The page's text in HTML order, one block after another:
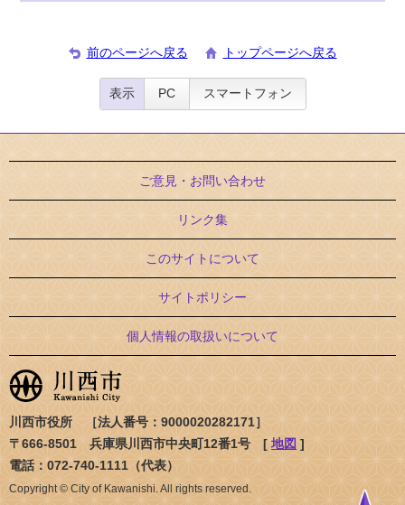
前のページへ戻る トップページへ戻る
表示 PC スマートフォン
ご意見・お問い合わせ
リンク集
このサイトについて
サイトポリシー
個人情報の取扱いについて
川西市役所 ［法人番号：9000020282171］
〒666-8501 兵庫県川西市中央町12番1号 [ 地図 ]
電話：072-740-1111（代表）
Copyright © City of Kawanishi. All rights reserved.